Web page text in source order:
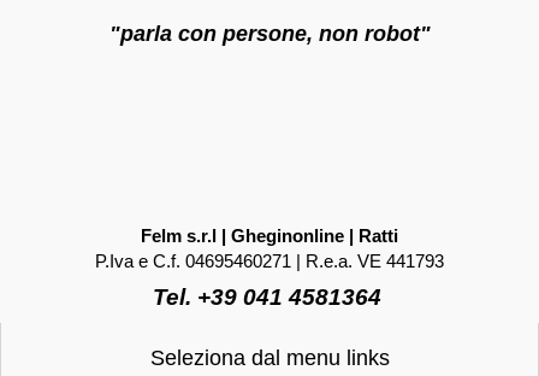
"parla con persone, non robot"
Felm s.r.l | Gheginonline | Ratti
P.Iva e C.f. 04695460271 | R.e.a. VE 441793
Tel. +39 041 4581364
Seleziona dal menu links